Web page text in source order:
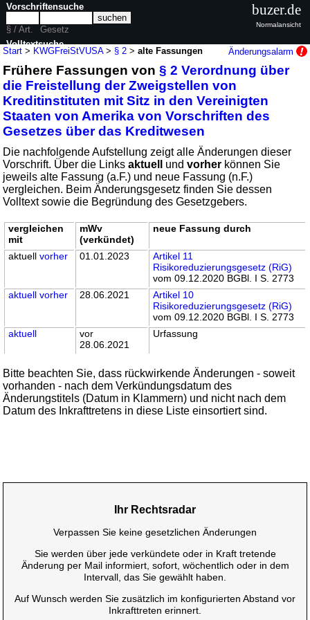
Start > KWGFreiStVUSA> § 2 >alte Fassungen Änderungsalarm
Frühere Fassungen von§ 2 Verordnung über
die Freistellung der Zweigstellen von
Kreditinstituten mit Sitz in den Vereinigten
Staaten von Amerika von Vorschriften des
Gesetzes über das Kreditwesen
Die nachfolgende Aufstellung zeigt alle Änderungen dieser
Vorschrift. Über die Linksaktuell undvorher können Sie
jeweils alte Fassung (a.F.) und neue Fassung (n.F.)
vergleichen. Beim Änderungsgesetz finden Sie dessen
Volltext sowie die Begründung des Gesetzgebers.
vergleichen
mit
mWv
(verkündet)
neue Fassung durch
aktuellvorher 01.01.2023
Artikel 11
Risikoreduzierungsgesetz (RiG)
vom 09.12.2020 BGBl. I S. 2773
aktuell vorher 28.06.2021
Artikel 10
Risikoreduzierungsgesetz (RiG)
vom 09.12.2020 BGBl. I S. 2773
aktuell
vor
28.06.2021
Urfassung
Bitte beachten Sie, dass rückwirkende Änderungen - soweit
vorhanden - nach dem Verkündungsdatum des
Änderungstitels (Datum in Klammern) und nicht nach dem
Datum des Inkrafttretens in diese Liste einsortiert sind.
Vorschriftensuche
§ / Art.
Gesetz
Volltextsuche
nur in KWGFreiStVUSA
buzer.de
Normalansicht
Ihr Rechtsradar
Verpassen Sie keine gesetzlichen Änderungen
Sie werden über jede verkündete oder in Kraft tretende
Änderung per Mail informiert, sofort, wöchentlich oder in dem
Intervall, das Sie gewählt haben.
Auf Wunsch werden Sie zusätzlich im konfigurierten Abstand vor
Inkrafttreten erinnert.